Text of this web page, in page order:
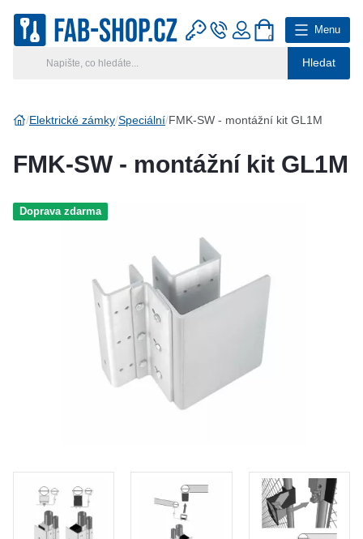
Hledat
0
Menu
Hlavní kategorie
Vyberte region Fabshop SK
Elektrické zámky Speciální FMK-SW - montážní kit GL1M
FMK-SW - montážní kit GL1M
Doprava zdarma